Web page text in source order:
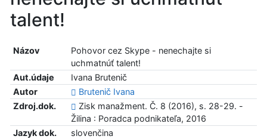
talent!
Názov
Pohovor cez Skype - nenechajte si
uchmatnúť talent!
Aut.údaje
Ivana Brutenič
Autor
Brutenič Ivana
Zdroj.dok.
Zisk manažment. Č. 8 (2016), s. 28-29. -
Žilina : Poradca podnikateľa, 2016
Jazyk dok.
slovenčina